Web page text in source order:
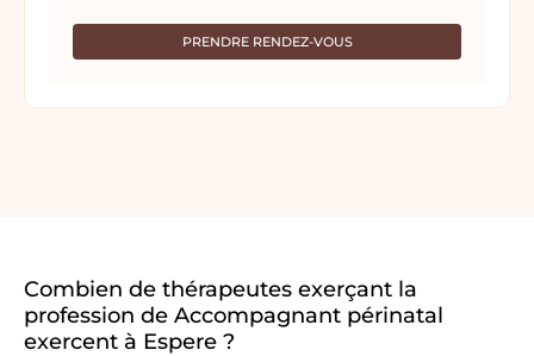
PRENDRE RENDEZ-VOUS
Combien de thérapeutes exerçant la
profession de Accompagnant périnatal
exercent à Espere ?